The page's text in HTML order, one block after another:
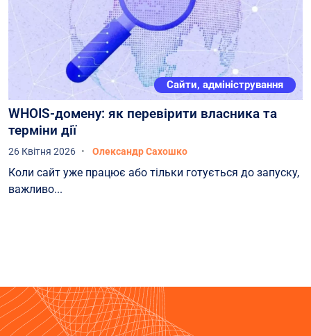
Сайти, адміністрування
WHOIS-домену: як перевірити власника та
терміни дії
26 Квітня 2026 Олександр Сахошко
Коли сайт уже працює або тільки готується до запуску,
важливо...